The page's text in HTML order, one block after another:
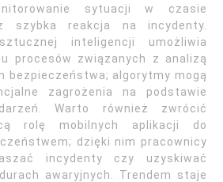
sytuacji w czasie
szybka reakcja na incydenty.
inteligencji umożliwia
procesów związanych z analizą
bezpieczeństwa; algorytmy mogą
zagrożenia na podstawie
Warto również zwrócić
rolę mobilnych aplikacji do
dzięki nim pracownicy
incydenty czy uzyskiwać
awaryjnych. Trendem staje